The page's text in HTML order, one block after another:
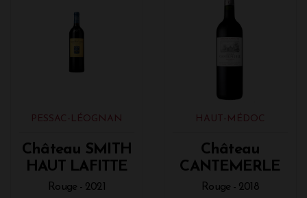
PESSAC-LÉOGNAN
Château SMITH
HAUT LAFITTE
Rouge - 2021
HAUT-MÉDOC
Château
CANTEMERLE
Rouge - 2018